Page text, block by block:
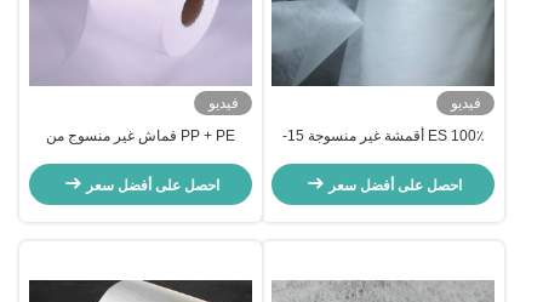
فيديو
100٪ ES أقمشة غير منسوجة 15-
أقنعة الغرفة
احصل على أفضل سعر
فيديو
PP + PE قماش غير منسوج من
احصل على أفضل سعر